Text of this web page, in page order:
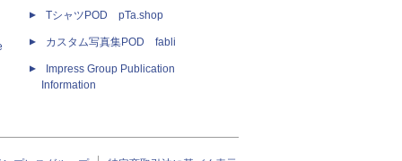
TシャツPOD pTa.shop
カスタム写真集POD fabli
Impress Group Publication
Information